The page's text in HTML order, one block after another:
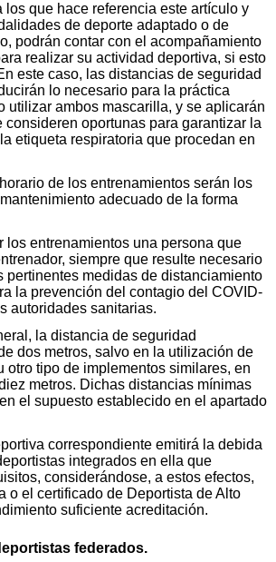
los que hace referencia este artículo y
de deporte adaptado o de
podrán contar con el acompañamiento
realizar su actividad deportiva, si esto
este caso, las distancias de seguridad
lo necesario para la práctica
utilizar ambos mascarilla, y se aplicarán
consideren oportunas para garantizar la
etiqueta respiratoria que procedan en
de los entrenamientos serán los
adecuado de la forma
los entrenamientos una persona que
siempre que resulte necesario
pertinentes medidas de distanciamiento
la prevención del contagio del COVID-
autoridades sanitarias.
la distancia de seguridad
dos metros, salvo en la utilización de
otro tipo de implementos similares, en
metros. Dichas distancias mínimas
el supuesto establecido en el apartado
correspondiente emitirá la debida
integrados en ella que
considerándose, a estos efectos,
o el certificado de Deportista de Alto
suficiente acreditación.
federados.